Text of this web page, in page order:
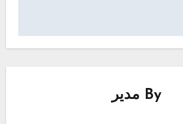
By مدیر